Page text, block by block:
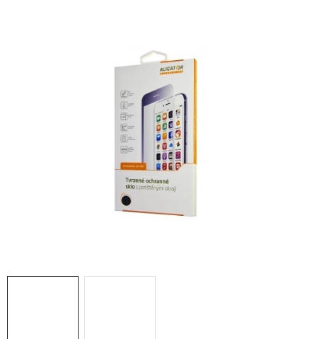
BRAŠNY NA NOTEBOOKY
POUZDRA, OBALY NA APPLE AIRPODS
OCHRANA OSOBNÍCH ÚDAJŮ